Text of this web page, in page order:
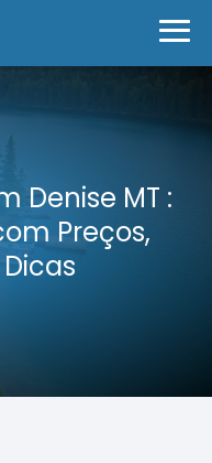
Denise MT :
Preços,